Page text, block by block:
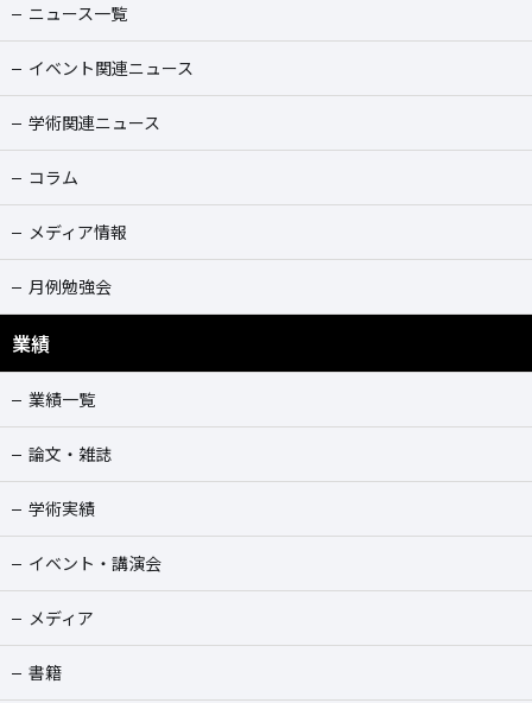
ニュース一覧
イベント関連ニュース
学術関連ニュース
コラム
メディア情報
月例勉強会
業績
業績一覧
論文・雑誌
学術実績
イベント・講演会
メディア
書籍